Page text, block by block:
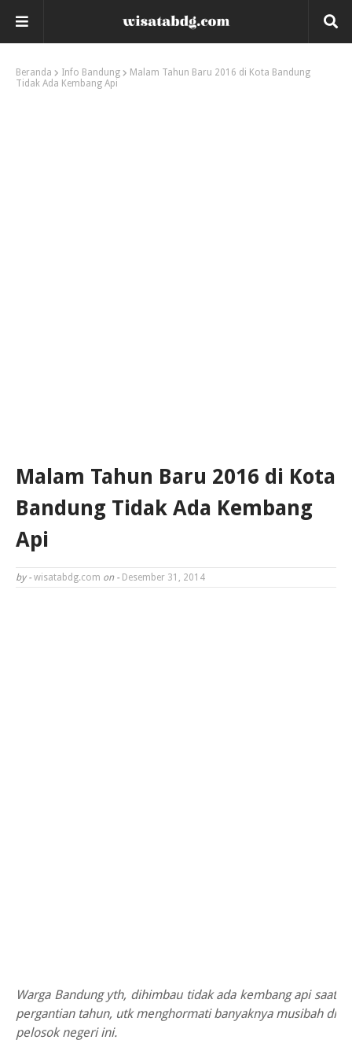
Beranda Info Bandung
Malam Tahun Baru 2016 di Kota Bandung
Tidak Ada Kembang Api
Malam Tahun Baru 2016 di Kota
Bandung Tidak Ada Kembang
Api
by - wisatabdg.com on - Desember 31, 2014
Warga Bandung yth, dihimbau tidak ada kembang api saat
pergantian tahun, utk menghormati banyaknya musibah di
pelosok negeri ini.